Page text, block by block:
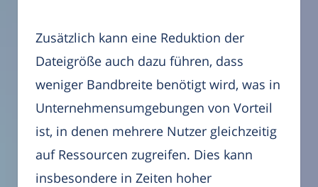
Zusätzlich kann eine Reduktion der
Dateigröße auch dazu führen, dass
weniger Bandbreite benötigt wird, was in
Unternehmensumgebungen von Vorteil
ist, in denen mehrere Nutzer gleichzeitig
auf Ressourcen zugreifen. Dies kann
insbesondere in Zeiten hoher